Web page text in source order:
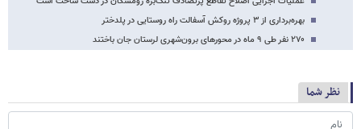
بهره‌برداری از ۳ پروژه روکش آسفالت راه روستایی در پلدختر
۲۷۰ نفر طی ۹ ماه در محورهای برون‌شهری لرستان جان باختند
نظر شما